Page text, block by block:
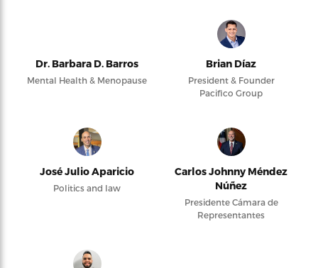
Dr. Barbara D. Barros
Mental Health & Menopause
Brian Díaz
President & Founder
Pacifico Group
José Julio Aparicio
Politics and law
Carlos Johnny Méndez
Núñez
Presidente Cámara de
Representantes